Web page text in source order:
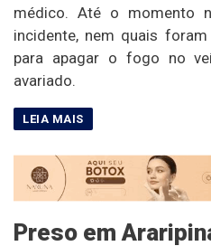
médico. Até o momento
incidente, nem quais
para apagar o fogo no
avariado.
Preso em